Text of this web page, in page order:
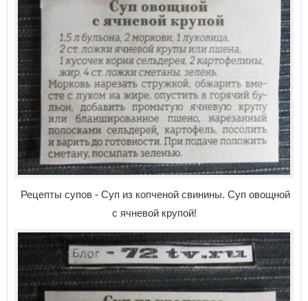
Рецепты супов - Суп из копченой свинины. Суп овощной
с ячневой крупой!